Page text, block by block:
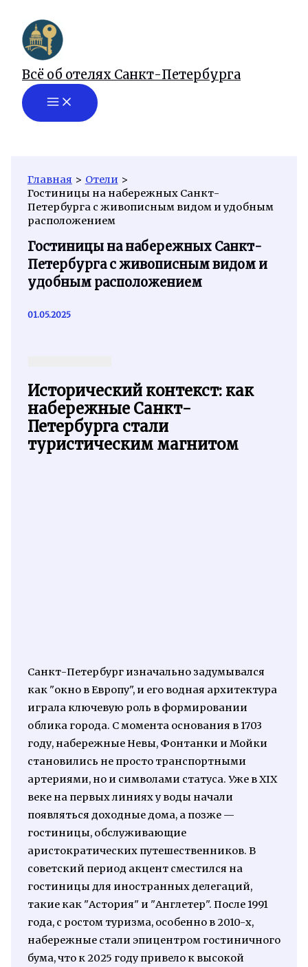
содержимому
Всё об отелях Санкт-Петербурга
Главная
Отели
Гостиницы на набережных Санкт-
Петербурга с живописным видом и удобным
расположением
Гостиницы на набережных Санкт-
Петербурга с живописным видом и
удобным расположением
01.05.2025
Исторический контекст: как
набережные Санкт-
Петербурга стали
туристическим магнитом
Санкт-Петербург изначально задумывался
как "окно в Европу", и его водная архитектура
играла ключевую роль в формировании
облика города. С момента основания в 1703
году, набережные Невы, Фонтанки и Мойки
становились не просто транспортными
артериями, но и символами статуса. Уже в XIX
веке на первых линиях у воды начали
появляться доходные дома, а позже —
гостиницы, обслуживающие
аристократических путешественников. В
советский период акцент сместился на
гостиницы для иностранных делегаций,
такие как "Астория" и "Англетер". После 1991
года, с ростом туризма, особенно в 2010-х,
набережные стали эпицентром гостиничного
бума, что к 2025 году привело к высокой